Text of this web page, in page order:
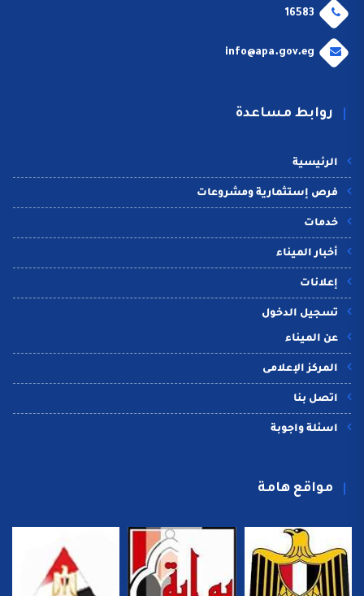
16583
info@apa.gov.eg
روابط مساعدة
الرئيسية
فرص إستثمارية ومشروعات
خدمات
أخبار الميناء
إعلانات
تسجيل الدخول
عن الميناء
المركز الإعلامى
اتصل بنا
اسئلة واجوبة
مواقع هامة